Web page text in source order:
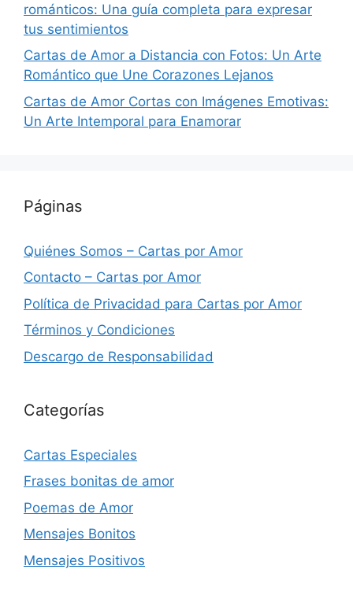
románticos: Una guía completa para expresar
tus sentimientos
Cartas de Amor a Distancia con Fotos: Un Arte
Romántico que Une Corazones Lejanos
Cartas de Amor Cortas con Imágenes Emotivas:
Un Arte Intemporal para Enamorar
Páginas
Quiénes Somos – Cartas por Amor
Contacto – Cartas por Amor
Política de Privacidad para Cartas por Amor
Términos y Condiciones
Descargo de Responsabilidad
Categorías
Cartas Especiales
Frases bonitas de amor
Poemas de Amor
Mensajes Bonitos
Mensajes Positivos